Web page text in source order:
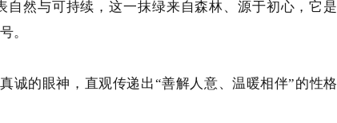
自然与可持续，这一抹绿来自森林、源于初心，它是
。
诚的眼神，直观传递出“善解人意、温暖相伴”的性格